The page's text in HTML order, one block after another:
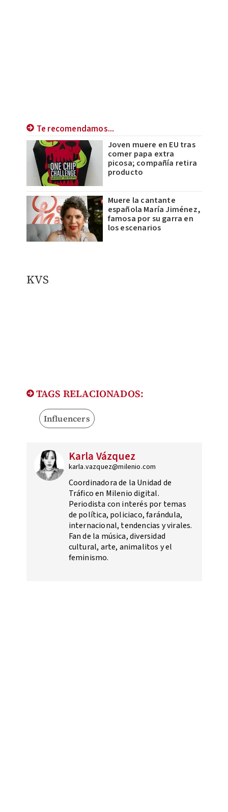
Te recomendamos...
Joven muere en EU tras
comer papa extra
picosa; compañía retira
producto
Muere la cantante
española María Jiménez,
famosa por su garra en
los escenarios
KVS
TAGS RELACIONADOS:
Influencers
Karla Vázquez
karla.vazquez@milenio.com
Coordinadora de la Unidad de
Tráfico en Milenio digital.
Periodista con interés por temas
de política, policiaco, farándula,
internacional, tendencias y virales.
Fan de la música, diversidad
cultural, arte, animalitos y el
feminismo.